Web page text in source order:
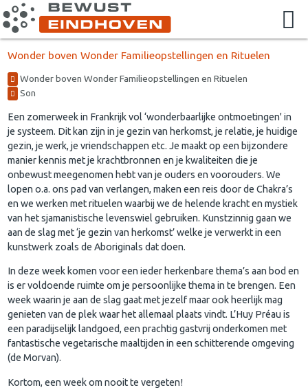
Wonder boven Wonder Familieopstellingen en Rituelen
Wonder boven Wonder Familieopstellingen en Rituelen
Son
Een zomerweek in Frankrijk vol ‘wonderbaarlijke ontmoetingen' in
je systeem. Dit kan zijn in je gezin van herkomst, je relatie, je huidige
gezin, je werk, je vriendschappen etc. Je maakt op een bijzondere
manier kennis met je krachtbronnen en je kwaliteiten die je
onbewust meegenomen hebt van je ouders en voorouders. We
lopen o.a. ons pad van verlangen, maken een reis door de Chakra’s
en we werken met rituelen waarbij we de helende kracht en mystiek
van het sjamanistische levenswiel gebruiken. Kunstzinnig gaan we
aan de slag met ‘je gezin van herkomst’ welke je verwerkt in een
kunstwerk zoals de Aboriginals dat doen.
In deze week komen voor een ieder herkenbare thema’s aan bod en
is er voldoende ruimte om je persoonlijke thema in te brengen. Een
week waarin je aan de slag gaat met jezelf maar ook heerlijk mag
genieten van de plek waar het allemaal plaats vindt. L’Huy Préau is
een paradijselijk landgoed, een prachtig gastvrij onderkomen met
fantastische vegetarische maaltijden in een schitterende omgeving
(de Morvan).
Kortom, een week om nooit te vergeten!